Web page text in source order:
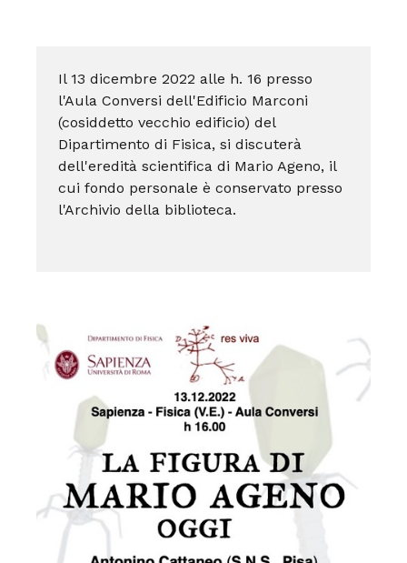
Il 13 dicembre 2022 alle h. 16 presso
l'Aula Conversi dell'Edificio Marconi
(cosiddetto vecchio edificio) del
Dipartimento di Fisica, si discuterà
dell'eredità scientifica di Mario Ageno, il
cui fondo personale è conservato presso
l'Archivio della biblioteca.